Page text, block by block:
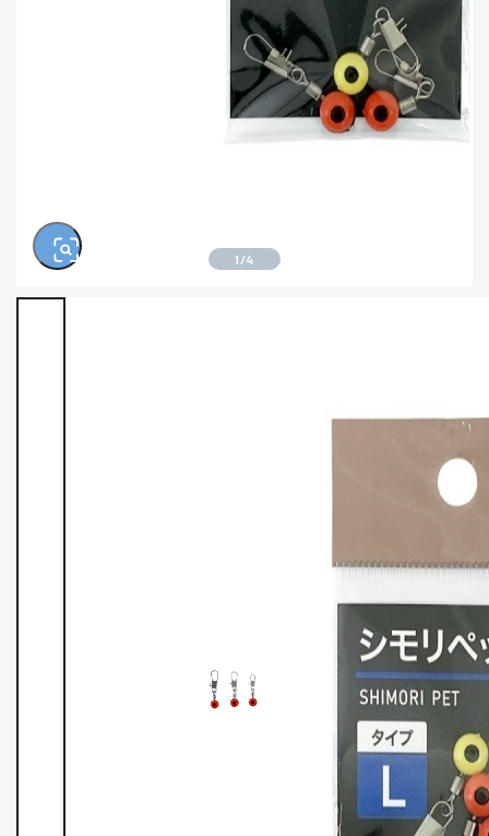
※ルアー、エギ、雑品、その他につきましては
ランク表記はございません。 状態は写真にて
ご確認ください。
1 /4